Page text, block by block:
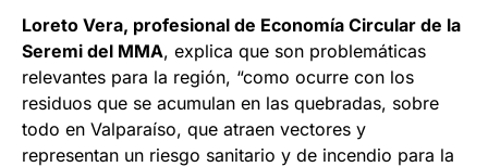
Loreto Vera, profesional de Economía Circular de la
Seremi del MMA, explica que son problemáticas
relevantes para la región, “como ocurre con los
residuos que se acumulan en las quebradas, sobre
todo en Valparaíso, que atraen vectores y
representan un riesgo sanitario y de incendio para la